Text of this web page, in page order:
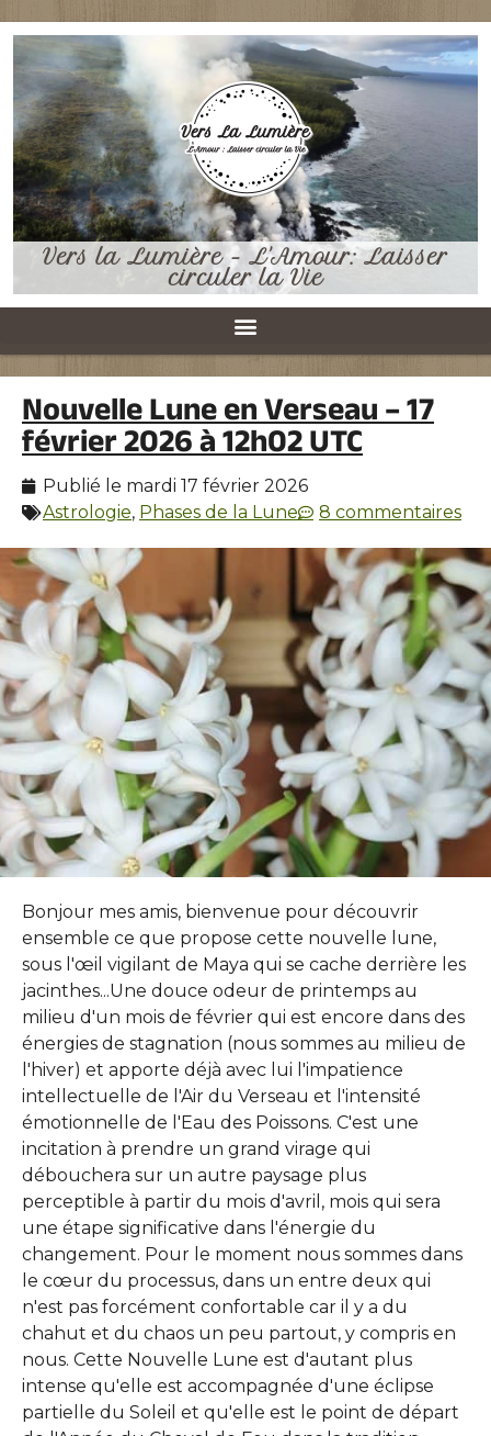
Vers la Lumière - L'Amour: Laisser
circuler la Vie
Nouvelle Lune en Verseau – 17
février 2026 à 12h02 UTC
Publié le mardi 17 février 2026
Astrologie, Phases de la Lune 8 commentaires
Bonjour mes amis, bienvenue pour découvrir
ensemble ce que propose cette nouvelle lune,
sous l'œil vigilant de Maya qui se cache derrière les
jacinthes...Une douce odeur de printemps au
milieu d'un mois de février qui est encore dans des
énergies de stagnation (nous sommes au milieu de
l'hiver) et apporte déjà avec lui l'impatience
intellectuelle de l'Air du Verseau et l'intensité
émotionnelle de l'Eau des Poissons. C'est une
incitation à prendre un grand virage qui
débouchera sur un autre paysage plus
perceptible à partir du mois d'avril, mois qui sera
une étape significative dans l'énergie du
changement. Pour le moment nous sommes dans
le cœur du processus, dans un entre deux qui
n'est pas forcément confortable car il y a du
chahut et du chaos un peu partout, y compris en
nous. Cette Nouvelle Lune est d'autant plus
intense qu'elle est accompagnée d'une éclipse
partielle du Soleil et qu'elle est le point de départ